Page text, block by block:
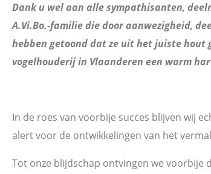
Dank u wel aan alle sympathisanten,
A.Vi.Bo.-familie die door aanwezigheid,
hebben getoond dat ze uit het juiste hout
vogelhouderij in Vlaanderen een warm
In de roes van voorbije succes blijven wij
alert voor de ontwikkelingen van het
Tot onze blijdschap ontvingen we voorbije